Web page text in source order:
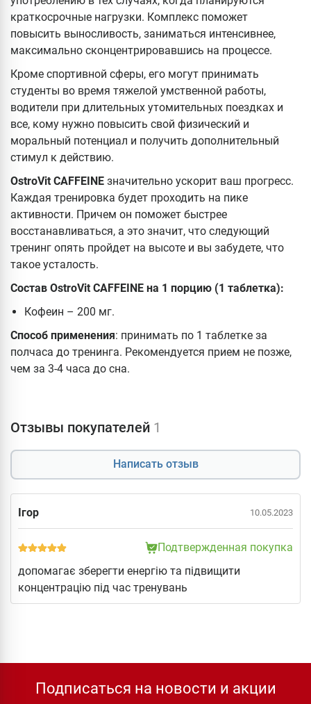
краткосрочные нагрузки. Комплекс поможет
повысить выносливость, заниматься интенсивнее,
максимально сконцентрировавшись на процессе.
Кроме спортивной сферы, его могут принимать
студенты во время тяжелой умственной работы,
водители при длительных утомительных поездках и
все, кому нужно повысить свой физический и
моральный потенциал и получить дополнительный
стимул к действию.
OstroVit CAFFEINE значительно ускорит ваш прогресс.
Каждая тренировка будет проходить на пике
активности. Причем он поможет быстрее
восстанавливаться, а это значит, что следующий
тренинг опять пройдет на высоте и вы забудете, что
такое усталость.
Состав OstroVit CAFFEINE на 1 порцию (1 таблетка):
Кофеин – 200 мг.
Способ применения: принимать по 1 таблетке за
полчаса до тренинга. Рекомендуется прием не позже,
чем за 3-4 часа до сна.
Отзывы покупателей 1
Написать отзыв
Ігор 10.05.2023
Подтвержденная покупка
допомагає зберегти енергію та підвищити
концентрацію під час тренувань
Подписаться на новости и акции